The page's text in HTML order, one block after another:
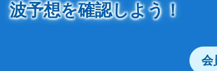
波予想を確認しよう！
会